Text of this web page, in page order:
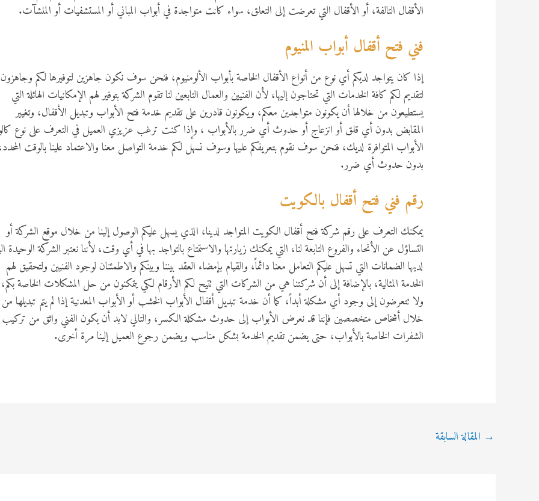
الأقفال التالفة، أو الأقفال التي تعرضت إلى التعلق، سواء كانت متواجدة في أبواب المباني أو المستشفيات أو المنشآت.
فني فتح أقفال أبواب المنيوم
إذا كان يتواجد لديكم أي نوع من أنواع الأقفال الخاصة بأبواب الألومنيوم، فنحن سوف نكون جاهزين لتوفيرها لكم وجاهزون
لتقديم لكم كافة الخدمات التي تحتاجون إليها، لأن الفنيين والعمال التابعين لنا تقوم الشركة بتوفير لهم الإمكانيات الهائلة التي
يستطيعون من خلالها أن يكونون متواجدين معكم، ويكونون قادرين على تقديم خدمة فتح الأبواب وتبديل الأقفال، وتغيير
المقابض بدون أي قلق أو انزعاج أو حدوث أي ضرر بالأبواب ، وإذا كنت ترغب عزيزي العميل في التعرف على نوع
الأبواب المتوافرة لديك، فنحن سوف نقوم بتعريفكم عليها وسوف نسهل لكم خدمة التواصل معنا والاعتماد علينا بالوقت
بدون حدوث أي ضرر.
رقم فني فتح أقفال بالكويت
يمكنك التعرف على رقم شركة فتح أقفال الكويت المتواجد لدينا، الذي يسهل عليكم الوصول إلينا من خلال موقع الشركة أو
التساؤل عن الأنحاء والفروع التابعة لنا، التي يمكنك زيارتها والاستمتاع بالتواجد بها في أي وقت، لأننا نعتبر الشركة الوحيدة
لديها الضمانات التي تسهل عليكم التعامل معنا دائماً، والقيام بإمضاء العقد بيننا وبينكم والاطمئنان لوجود الفنيين ولتحقيق لهم
الخدمة المثالية، بالإضافة إلى أن شركتنا هي من الشركات التي تتيح لكم الأرقام لكي يتمكنون من حل المشكلات الخاصة بكم،
ولا تتعرضون إلى وجود أي مشكلة أبداً، كما أن خدمة تبديل أقفال الأبواب الخشب أو الأبواب المعدنية إذا لم يتم تبديلها من
خلال أشخاص متخصصين فإننا قد نعرض الأبواب إلى حدوث مشكلة الكسر، والتالي لابد أن يكون الفني واثق من تركيب
الشفرات الخاصة بالأبواب، حتى يضمن تقديم الخدمة بشكل مناسب ويضمن رجوع العميل إلينا مرة أخرى.
Post
→ المقالة السابقة